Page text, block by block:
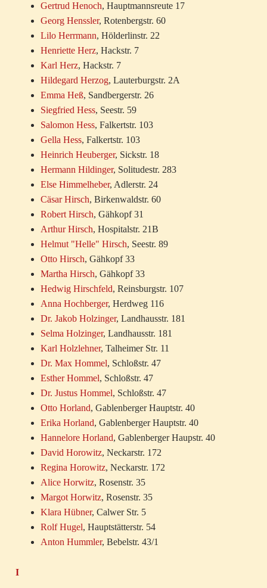
Gertrud Henoch, Hauptmannsreute 17
Georg Henssler, Rotenbergstr. 60
Lilo Herrmann, Hölderlinstr. 22
Henriette Herz, Hackstr. 7
Karl Herz, Hackstr. 7
Hildegard Herzog, Lauterburgstr. 2A
Emma Heß, Sandbergerstr. 26
Siegfried Hess, Seestr. 59
Salomon Hess, Falkertstr. 103
Gella Hess, Falkertstr. 103
Heinrich Heuberger, Sickstr. 18
Hermann Hildinger, Solitudestr. 283
Else Himmelheber, Adlerstr. 24
Cäsar Hirsch, Birkenwaldstr. 60
Robert Hirsch, Gähkopf 31
Arthur Hirsch, Hospitalstr. 21B
Helmut "Helle" Hirsch, Seestr. 89
Otto Hirsch, Gähkopf 33
Martha Hirsch, Gähkopf 33
Hedwig Hirschfeld, Reinsburgstr. 107
Anna Hochberger, Herdweg 116
Dr. Jakob Holzinger, Landhausstr. 181
Selma Holzinger, Landhausstr. 181
Karl Holzlehner, Talheimer Str. 11
Dr. Max Hommel, Schloßstr. 47
Esther Hommel, Schloßstr. 47
Dr. Justus Hommel, Schloßstr. 47
Otto Horland, Gablenberger Hauptstr. 40
Erika Horland, Gablenberger Hauptstr. 40
Hannelore Horland, Gablenberger Haupstr. 40
David Horowitz, Neckarstr. 172
Regina Horowitz, Neckarstr. 172
Alice Horwitz, Rosenstr. 35
Margot Horwitz, Rosenstr. 35
Klara Hübner, Calwer Str. 5
Rolf Hugel, Hauptstätterstr. 54
Anton Hummler, Bebelstr. 43/1
I